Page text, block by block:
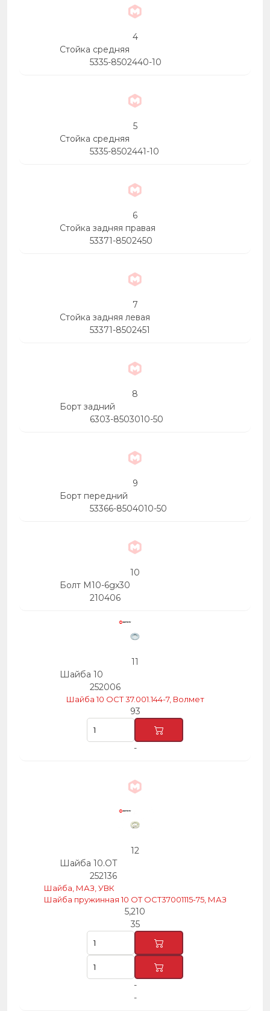
4
Стойка средняя
5335-8502440-10
5
Стойка средняя
5335-8502441-10
6
Стойка задняя правая
53371-8502450
7
Стойка задняя левая
53371-8502451
8
Борт задний
6303-8503010-50
9
Борт передний
53366-8504010-50
10
Болт М10-6gх30
210406
11
Шайба 10
252006
Шайба 10 OCT 37.001.144-7, Волмет
93
-
12
Шайба 10.ОТ
252136
Шайба, МАЗ, УВК
Шайба пружинная 10 ОТ ОСТ37001115-75, МАЗ
5,210
35
-
-